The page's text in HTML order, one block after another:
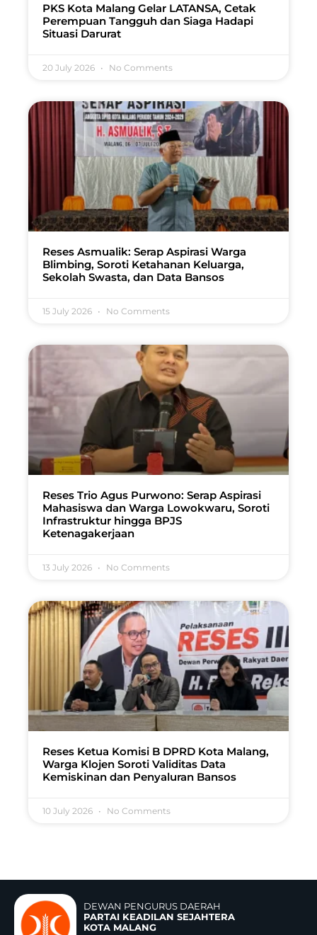
PKS Kota Malang Gelar LATANSA, Cetak
Perempuan Tangguh dan Siaga Hadapi
Situasi Darurat
20 July 2026 No Comments
Reses Asmualik: Serap Aspirasi Warga
Blimbing, Soroti Ketahanan Keluarga,
Sekolah Swasta, dan Data Bansos
15 July 2026 No Comments
Reses Trio Agus Purwono: Serap Aspirasi
Mahasiswa dan Warga Lowokwaru, Soroti
Infrastruktur hingga BPJS
Ketenagakerjaan
13 July 2026 No Comments
Reses Ketua Komisi B DPRD Kota Malang,
Warga Klojen Soroti Validitas Data
Kemiskinan dan Penyaluran Bansos
10 July 2026 No Comments
DEWAN PENGURUS DAERAH
PARTAI KEADILAN SEJAHTERA
KOTA MALANG